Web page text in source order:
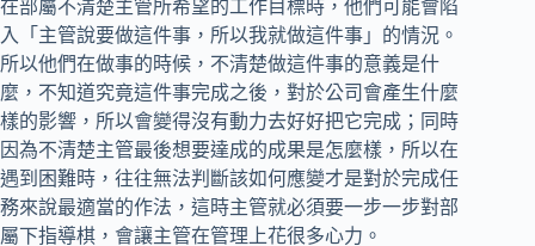
在部屬不清楚主管所希望的工作目標時，他們可能會陷
入「主管說要做這件事，所以我就做這件事」的情況。
所以他們在做事的時候，不清楚做這件事的意義是什
麼，不知道究竟這件事完成之後，對於公司會產生什麼
樣的影響，所以會變得沒有動力去好好把它完成；同時
因為不清楚主管最後想要達成的成果是怎麼樣，所以在
遇到困難時，往往無法判斷該如何應變才是對於完成任
務來說最適當的作法，這時主管就必須要一步一步對部
屬下指導棋，會讓主管在管理上花很多心力。